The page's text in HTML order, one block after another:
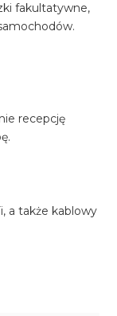
fakultatywne,
recepcję
a także kablowy